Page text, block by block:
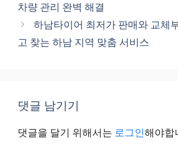
리
차량 관리 완벽 해결
하남타이어 최저가 판매와 교체
고 찾는 하남 지역 맞춤 서비스
댓글 남기기
댓글을 달기 위해서는 로그인해야합